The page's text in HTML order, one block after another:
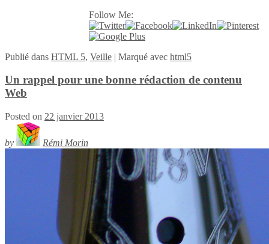
Follow Me:
Publié dans HTML 5, Veille | Marqué avec html5
Un rappel pour une bonne rédaction de contenu
Web
Posted on 22 janvier 2013
by Rémi Morin